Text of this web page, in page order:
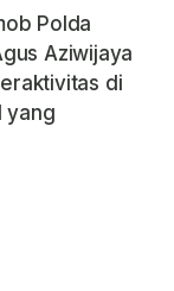
Polda
Aziwijaya
di
yang